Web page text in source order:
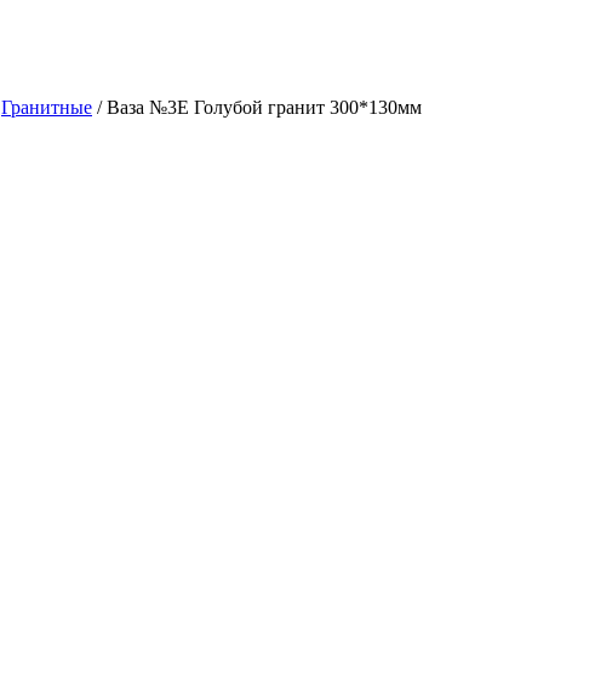
Гранитные / Ваза №3Е Голубой гранит 300*130мм